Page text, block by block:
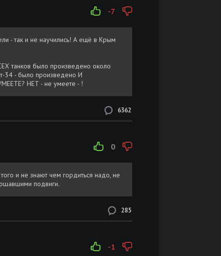
-7
- так и не научились! А ещё в Крым
танков было произведено около
34 - было произведено И
НЕТ - не умеете - !
6362
0
и не знают чем гордиться надо, не
подвиги.
285
-1